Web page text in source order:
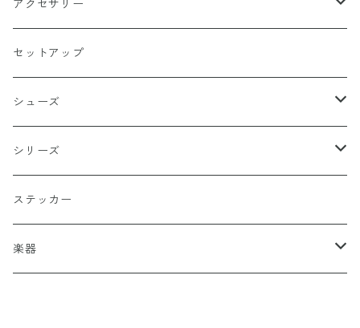
グリーン
ベージュ
チャコール
ホワイト
イエロー
オレンジ
バッターマン（野球）
ホラー
ペンタグラム
楯型
スポーツ
国旗
十字（クロス）
アクセサリー
ペンダント
ブレスレッド
セットアップ
シューズ
DADA
シリーズ
阿修羅
DEATH ANGEL
ステッカー
楽器